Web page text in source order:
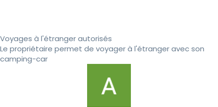
Voyages à l'étranger autorisés
Le propriétaire permet de voyager à l'étranger avec son
camping-car